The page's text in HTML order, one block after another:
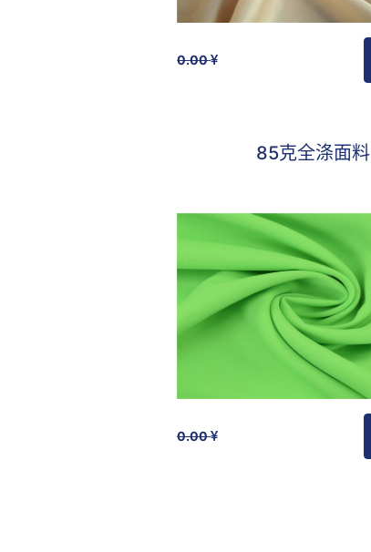
0.00
85克全涤面料
0.00